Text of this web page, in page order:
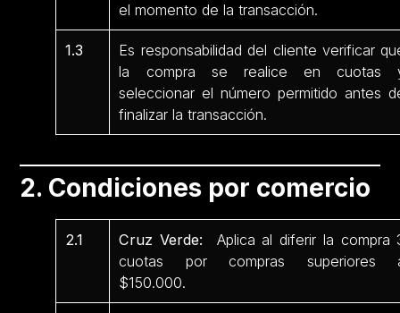
el momento de la transacción.
1.3
Es responsabilidad del cliente verificar
la compra se realice en cuotas
seleccionar el número permitido antes
finalizar la transacción.
2. Condiciones por comercio
2.1 Cruz Verde: Aplica al diferir la compra
cuotas por compras superiores
$150.000.